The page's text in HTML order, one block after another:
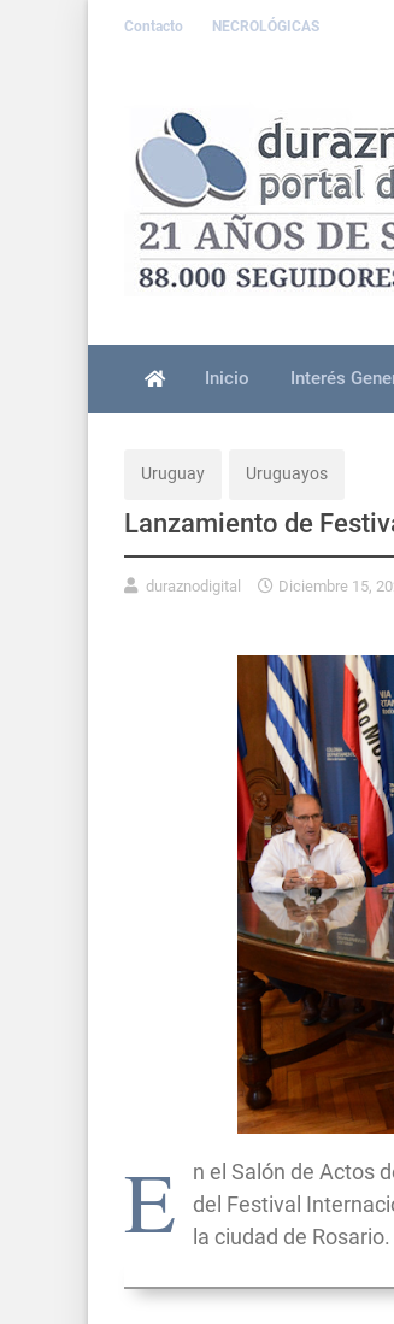
Contacto NECROLÓGICAS
Inicio Interés
Uruguay Uruguayos
Lanzamiento de
duraznodigital Diciembre 15,
E
n el Salón de Actos
del Festival
la ciudad de Rosario.